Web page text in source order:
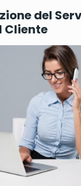
del
Cliente